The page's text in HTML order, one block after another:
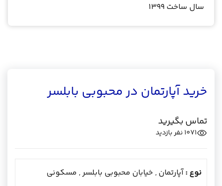
سال ساخت 1399
خرید آپارتمان در محبوبی بابلسر
تماس بگیرید
1071 نفر بازدید
نوع :آپارتمان , خیابان محبوبی بابلسر , مسکونی